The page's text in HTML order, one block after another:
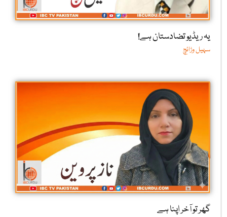
یہ ریڈیو تضادستان ہے!
سہیل وڑائچ
گھر تو آخر اپنا ہے